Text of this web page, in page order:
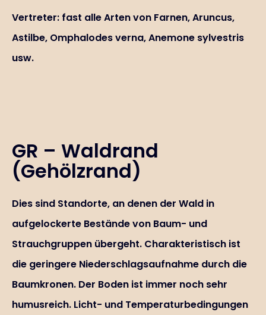
Vertreter: fast alle Arten von Farnen, Aruncus,
Astilbe, Omphalodes verna, Anemone sylvestris
usw.
GR – Waldrand
(Gehölzrand)
Dies sind Standorte, an denen der Wald in
aufgelockerte Bestände von Baum- und
Strauchgruppen übergeht. Charakteristisch ist
die geringere Niederschlagsaufnahme durch die
Baumkronen. Der Boden ist immer noch sehr
humusreich. Licht- und Temperaturbedingungen